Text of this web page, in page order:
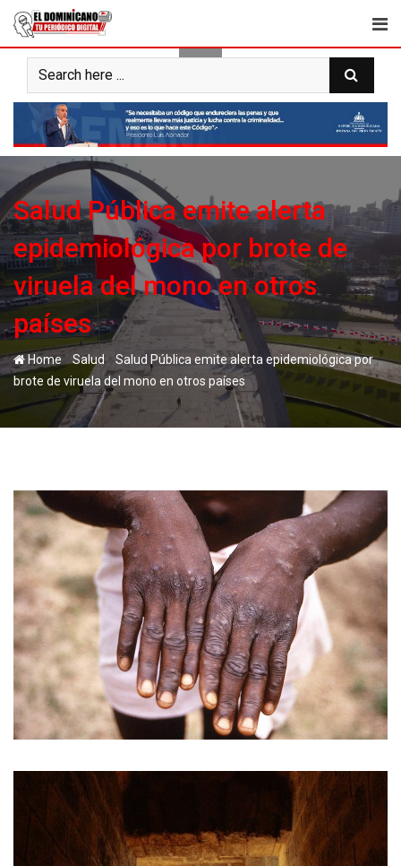
Skip
content
Salud Pública emite alerta
epidemiológica por brote de
viruela del mono en otros
países
Home -Salud- Salud Pública emite alerta epidemiológica por
brote de viruela del mono en otros países